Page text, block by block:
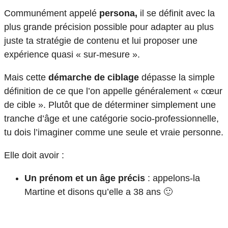
Communément appelé persona, il se définit avec la
plus grande précision possible pour adapter au plus
juste ta stratégie de contenu et lui proposer une
expérience quasi « sur-mesure ».
Mais cette démarche de ciblage dépasse la simple
définition de ce que l’on appelle généralement « cœur
de cible ». Plutôt que de déterminer simplement une
tranche d’âge et une catégorie socio-professionnelle,
tu dois l’imaginer comme une seule et vraie personne.
Elle doit avoir :
Un prénom et un âge précis : appelons-la
Martine et disons qu’elle a 38 ans 🙂